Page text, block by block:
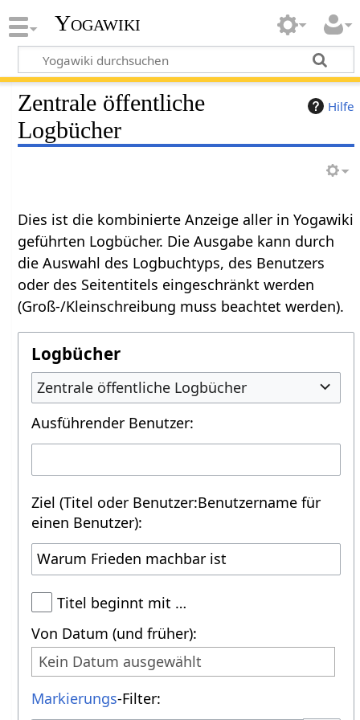
Yogawiki
Hilfe
Zentrale öffentliche
Logbücher
Dies ist die kombinierte Anzeige aller in Yogawiki
geführten Logbücher. Die Ausgabe kann durch
die Auswahl des Logbuchtyps, des Benutzers
oder des Seitentitels eingeschränkt werden
(Groß-/Kleinschreibung muss beachtet werden).
Logbücher
Zentrale öffentliche Logbücher
Ausführender Benutzer:
Ziel (Titel oder Benutzer:Benutzername für
einen Benutzer):
Titel beginnt mit …
Von Datum (und früher):
Kein Datum ausgewählt
Markierungs-Filter: